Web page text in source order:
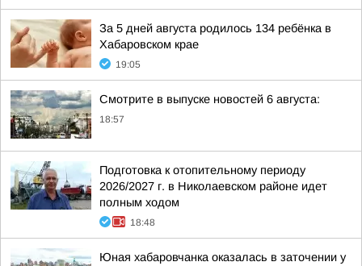
За 5 дней августа родилось 134 ребёнка в
Хабаровском крае
19:05
Смотрите в выпуске новостей 6 августа:
18:57
Подготовка к отопительному периоду
2026/2027 г. в Николаевском районе идет
полным ходом
18:48
Юная хабаровчанка оказалась в заточении у